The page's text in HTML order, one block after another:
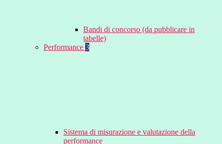
Bandi di concorso (da pubblicare in
tabelle)
Performance 3
Sistema di misurazione e valutazione della
performance